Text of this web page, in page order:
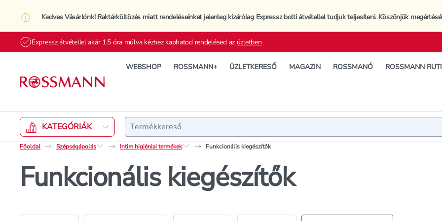
Kedves Vásárlónk! Raktárköltözés miatt rendeléseinket jelenleg kizárólag Expressz bolti átvételleltudjuk teljesíteni. Köszönjük
Expressz átvétellel akár 1.5 óra múlva kézhez kaphatod rendelésed az üzletben
WEBSHOP ROSSMANN+ ÜZLETKERESŐ MAGAZIN ROSSMANÓ ROSSMANN
KATEGÓRIÁK Keresés
Főoldal Szépségápolás Intim higiéniai termékek Funkcionális kiegészítők
Funkcionális kiegészítők